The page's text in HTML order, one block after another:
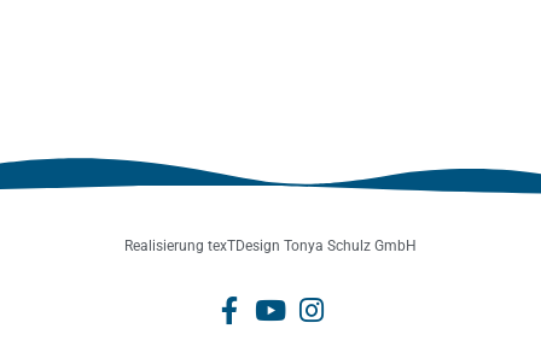
Realisierung texTDesign Tonya Schulz GmbH